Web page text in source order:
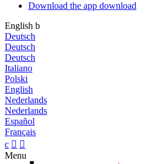
Download the app download
English b
Deutsch
Deutsch
Deutsch
Italiano
Polski
English
Nederlands
Nederlands
Español
Français
c  
Menu